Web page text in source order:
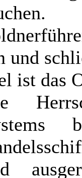
und
ist das